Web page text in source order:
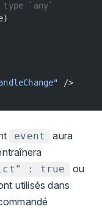
`any`
/>
event
aura
: true ou
utilisés dans